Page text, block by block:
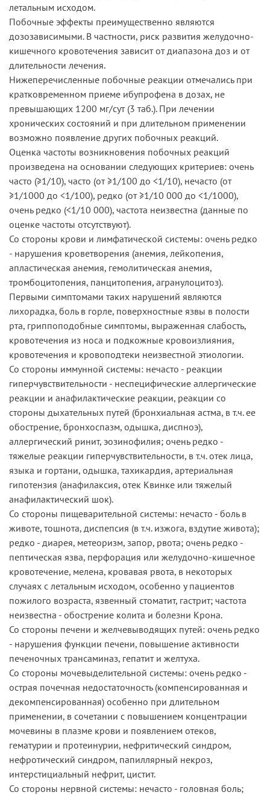
летальным исходом.
Побочные эффекты преимущественно являются
дозозависимыми. В частности, риск развития желудочно-
кишечного кровотечения зависит от диапазона доз и от
длительности лечения.
Нижеперечисленные побочные реакции отмечались при
кратковременном приеме ибупрофена в дозах, не
превышающих 1200 мг/сут (3 таб.). При лечении
хронических состояний и при длительном применении
возможно появление других побочных реакций.
Оценка частоты возникновения побочных реакций
произведена на основании следующих критериев: очень
часто (≥1/10), часто (от ≥1/100 до <1/10), нечасто (от
≥1/1000 до <1/100), редко (от ≥1/10 000 до <1/1000),
очень редко (<1/10 000), частота неизвестна (данные по
оценке частоты отсутствуют).
Со стороны крови и лимфатической системы: очень редко
- нарушения кроветворения (анемия, лейкопения,
апластическая анемия, гемолитическая анемия,
тромбоцитопения, панцитопения, агранулоцитоз).
Первыми симптомами таких нарушений являются
лихорадка, боль в горле, поверхностные язвы в полости
рта, гриппоподобные симптомы, выраженная слабость,
кровотечения из носа и подкожные кровоизлияния,
кровотечения и кровоподтеки неизвестной этиологии.
Со стороны иммунной системы: нечасто - реакции
гиперчувствительности - неспецифические аллергические
реакции и анафилактические реакции, реакции со
стороны дыхательных путей (бронхиальная астма, в т.ч. ее
обострение, бронхоспазм, одышка, диспноэ),
аллергический ринит, эозинофилия; очень редко -
тяжелые реакции гиперчувствительности, в т.ч. отек лица,
языка и гортани, одышка, тахикардия, артериальная
гипотензия (анафилаксия, отек Квинке или тяжелый
анафилактический шок).
Со стороны пищеварительной системы: нечасто - боль в
животе, тошнота, диспепсия (в т.ч. изжога, вздутие живота);
редко - диарея, метеоризм, запор, рвота; очень редко -
пептическая язва, перфорация или желудочно-кишечное
кровотечение, мелена, кровавая рвота, в некоторых
случаях с летальным исходом, особенно у пациентов
пожилого возраста, язвенный стоматит, гастрит; частота
неизвестна - обострение колита и болезни Крона.
Со стороны печени и желчевыводящих путей: очень редко
- нарушения функции печени, повышение активности
печеночных трансаминаз, гепатит и желтуха.
Со стороны мочевыделительной системы: очень редко -
острая почечная недостаточность (компенсированная и
декомпенсированная) особенно при длительном
применении, в сочетании с повышением концентрации
мочевины в плазме крови и появлением отеков,
гематурии и протеинурии, нефритический синдром,
нефротический синдром, папиллярный некроз,
интерстициальный нефрит, цистит.
Со стороны нервной системы: нечасто - головная боль;